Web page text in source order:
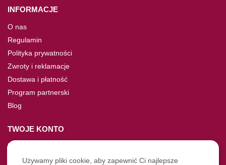
INFORMACJE
O nas
Regulamin
Polityka prywatności
Zwroty i reklamacje
Dostawa i płatność
Program partnerski
Blog
TWOJE KONTO
Moje konto
Nie pamiętasz hasła?
Używamy pliki cookie, aby zapewnić Ci najlepsze